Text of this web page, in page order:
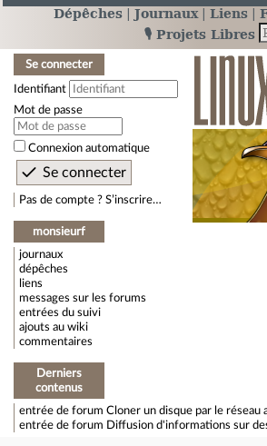
Dépêches Journaux Liens
🎙️ Projets Libres
Se connecter
Identifiant
Mot de passe
Connexion automatique
Pas de compte ? S’inscrire…
monsieurf
journaux
dépêches
liens
messages sur les forums
entrées du suivi
ajouts au wiki
commentaires
Derniers
contenus
entrée de forum Cloner un disque par le réseau
entrée de forum Diffusion d'informations sur